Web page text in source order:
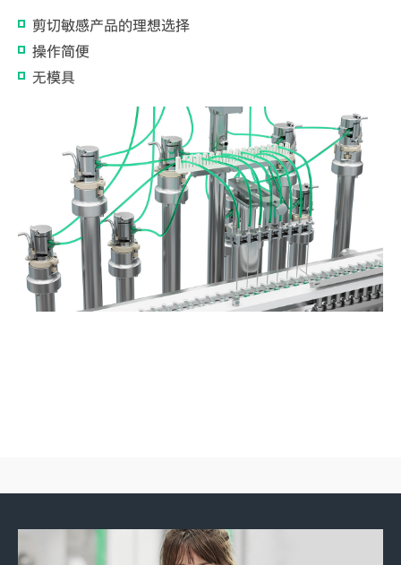
剪切敏感产品的理想选择
操作简便
无模具